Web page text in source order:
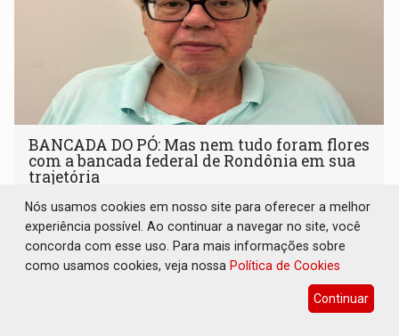
BANCADA DO PÓ: Mas nem tudo foram flores
com a bancada federal de Rondônia em sua
trajetória
17 de Julho de 2026 às 10:04
Nós usamos cookies em nosso site para oferecer a melhor
experiência possível. Ao continuar a navegar no site, você
concorda com esse uso. Para mais informações sobre
como usamos cookies, veja nossa Política de Cookies
Continuar